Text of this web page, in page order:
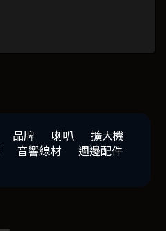
品牌 喇叭
擴大機
音響線材
週邊配件